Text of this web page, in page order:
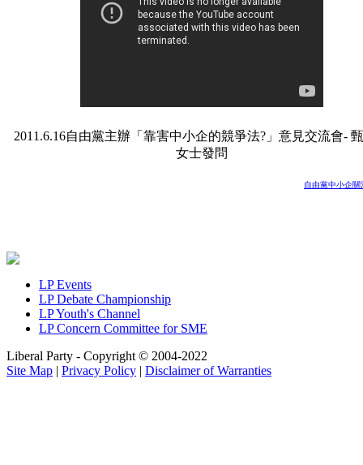
2011.6.16自由黨主辦「靠害中小企的競爭法?」意見交流會-
女士發問
自由黨中小企關
LP Events
LP Debate Championship
LP Youth's Channel
LP Concern Committee for SME
Liberal Party - Copyright © 2004-2022
Site Map | Privacy Policy | Disclaimer of Warranties